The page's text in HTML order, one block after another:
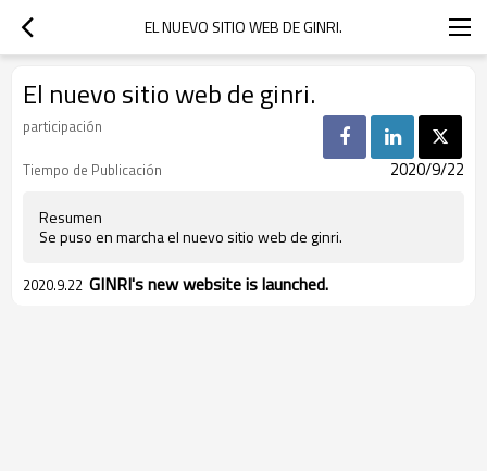
EL NUEVO SITIO WEB DE GINRI.
El nuevo sitio web de ginri.
participación
Tiempo de Publicación
2020/9/22
Resumen
Se puso en marcha el nuevo sitio web de ginri.
2020.9.22 GINRI's new website is launched.